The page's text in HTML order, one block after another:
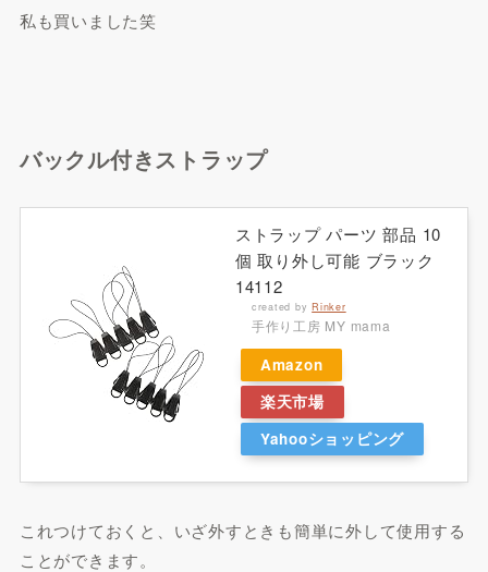
私も買いました笑
バックル付きストラップ
ストラップ パーツ 部品 10
個 取り外し可能 ブラック
14112
created byRinker
手作り工房 MY mama
Amazon
楽天市場
Yahooショッピング
これつけておくと、いざ外すときも簡単に外して使用する
ことができます。